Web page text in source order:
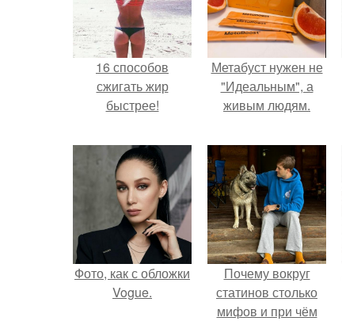
16 способов
сжигать жир
быстрее!
Метабуст нужен не
"Идеальным", а
живым людям.
Фото, как с обложки
Vogue.
Почему вокруг
статинов столько
мифов и при чём